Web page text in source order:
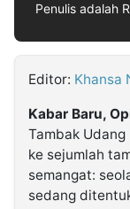
Kabarbaru.co
2026
Penulis adalah
Editor: Khansa
Kabar Baru,
Tambak Udang
ke sejumlah
semangat:
sedang